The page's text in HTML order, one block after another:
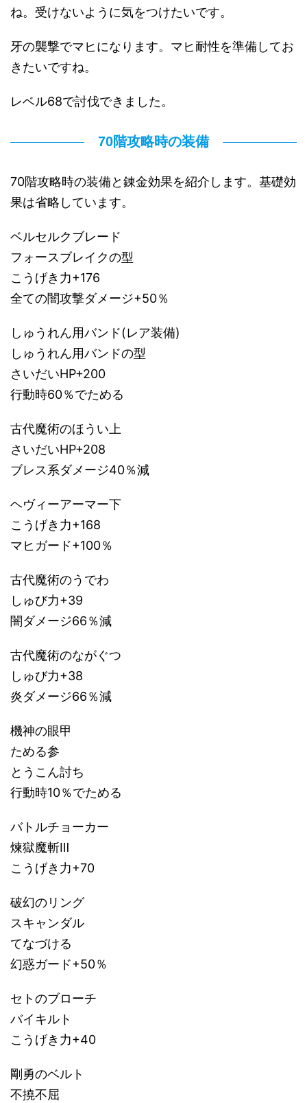
ね。受けないように気をつけたいです。
牙の襲撃でマヒになります。マヒ耐性を準備してお
きたいですね。
レベル68で討伐できました。
70階攻略時の装備
70階攻略時の装備と錬金効果を紹介します。基礎効
果は省略しています。
ベルセルクブレード
フォースブレイクの型
こうげき力+176
全ての闇攻撃ダメージ+50％
しゅうれん用バンド(レア装備)
しゅうれん用バンドの型
さいだいHP+200
行動時60％でためる
古代魔術のほうい上
さいだいHP+208
ブレス系ダメージ40％減
ヘヴィーアーマー下
こうげき力+168
マヒガード+100％
古代魔術のうでわ
しゅび力+39
闇ダメージ66％減
古代魔術のながぐつ
しゅび力+38
炎ダメージ66％減
機神の眼甲
ためる参
とうこん討ち
行動時10％でためる
バトルチョーカー
煉獄魔斬Ⅲ
こうげき力+70
破幻のリング
スキャンダル
てなづける
幻惑ガード+50％
セトのブローチ
バイキルト
こうげき力+40
剛勇のベルト
不撓不屈